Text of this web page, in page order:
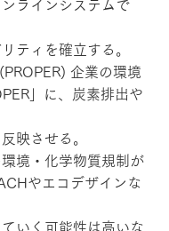
ラインシステムで
ティを確立する。
企業の環境
」に、炭素排出や
映させる。
境・化学物質規制が
やエコデザインな
いく可能性は高いな